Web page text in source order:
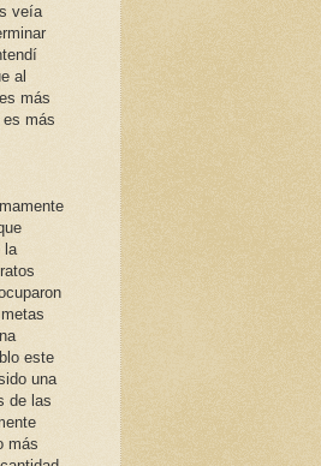
veía
al
más
más
la
este
una
de las
más